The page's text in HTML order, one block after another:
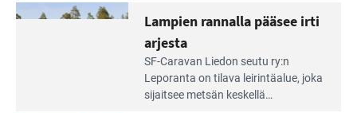
Lampien rannalla pääsee irti
arjesta
SF-Caravan Liedon seutu ry:n
Leporanta on tilava leirintäalue, joka
sijaitsee metsän kes­kellä